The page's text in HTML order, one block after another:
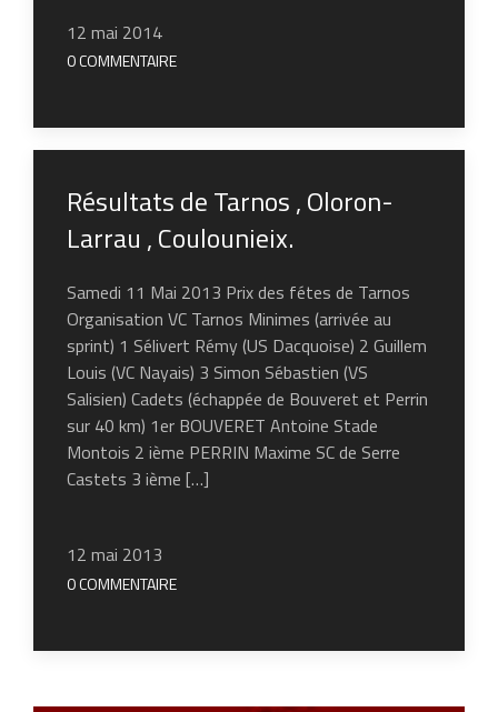
12 mai 2014
0 COMMENTAIRE
Résultats de Tarnos , Oloron-
Larrau , Coulounieix.
Samedi 11 Mai 2013 Prix des fétes de Tarnos
Organisation VC Tarnos Minimes (arrivée au
sprint) 1 Sélivert Rémy (US Dacquoise) 2 Guillem
Louis (VC Nayais) 3 Simon Sébastien (VS
Salisien) Cadets (échappée de Bouveret et Perrin
sur 40 km) 1er BOUVERET Antoine Stade
Montois 2 ième PERRIN Maxime SC de Serre
Castets 3 ième […]
12 mai 2013
0 COMMENTAIRE